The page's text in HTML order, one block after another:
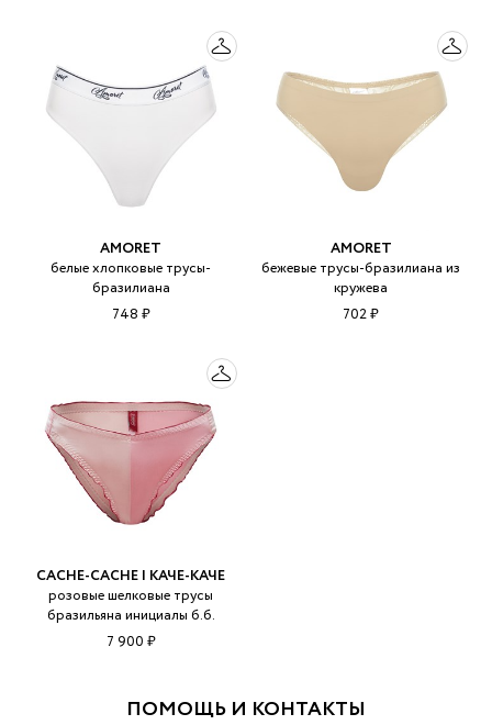
AMORET
белые хлопковые трусы-
бразилиана
748 ₽
AMORET
бежевые трусы-бразилиана из
кружева
702 ₽
CACHE-CACHE | КАЧЕ-КАЧЕ
розовые шелковые трусы
бразильяна инициалы б.б.
7 900 ₽
ПОМОЩЬ И КОНТАКТЫ